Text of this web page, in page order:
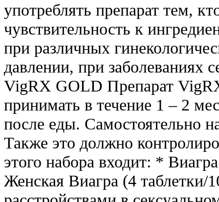
употреблять препарат тем,
чувствительность к
при различных
давлении, при заболеваниях
VigRX GOLD Препарат
принимать в течение 1 – 2
после еды. Самостоятельно
Также это должно
этого набора входит: *
Женская Виагра (4 таблетки/